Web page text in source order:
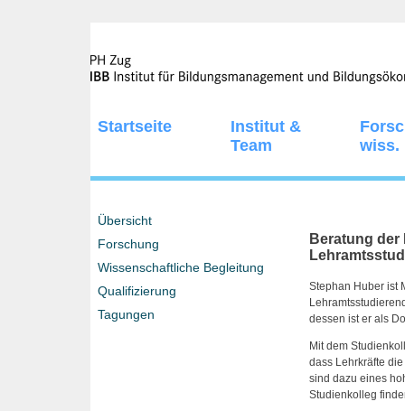
Startseite
Institut &
Team
wiss.
Übersicht
Forschung
Wissenschaftliche Begleitung
Qualifizierung
Tagungen
Beratung
Stephan Huber ist
dessen ist er als
Mit dem
dass Lehrkräfte
sind dazu eines
Studienkolleg